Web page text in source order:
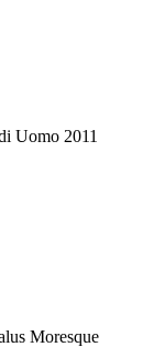
Uomo 2011
Moresque